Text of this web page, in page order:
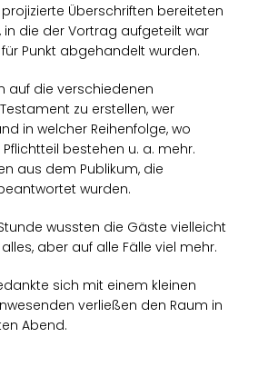
Überschriften bereiteten
in die der Vortrag aufgeteilt war
Punkt abgehandelt wurden.
auf die verschiedenen
zu erstellen, wer
in welcher Reihenfolge, wo
bestehen u. a. mehr.
aus dem Publikum, die
wurden.
wussten die Gäste vielleicht
aber auf alle Fälle viel mehr.
sich mit einem kleinen
verließen den Raum in
Abend.